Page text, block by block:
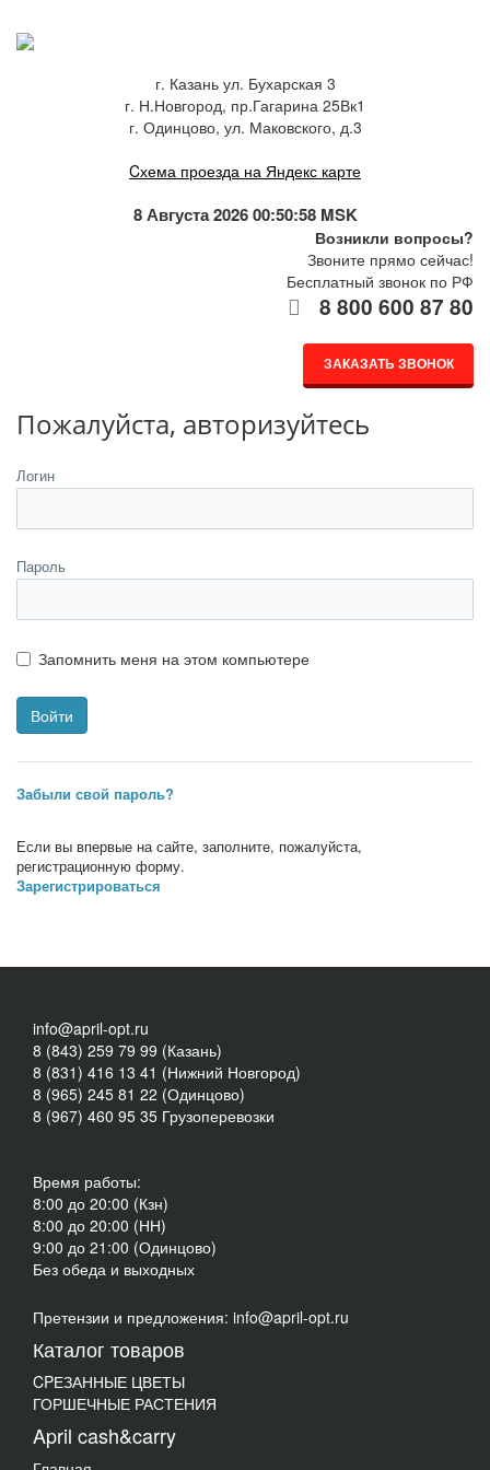
г. Казань ул. Бухарская 3
г. Н.Новгород, пр.Гагарина 25Вк1
г. Одинцово, ул. Маковского, д.3
Cхема проезда на Яндекс карте
8 Августа 2026 00:50:58 MSK
Возникли вопросы?
Звоните прямо сейчас!
Бесплатный звонок по РФ
8 800 600 87 80
ЗАКАЗАТЬ ЗВОНОК
Пожалуйста, авторизуйтесь
Логин
Пароль
Запомнить меня на этом компьютере
Забыли свой пароль?
Если вы впервые на сайте, заполните, пожалуйста,
регистрационную форму.
Зарегистрироваться
info@april-opt.ru
8 (843) 259 79 99 (Казань)
8 (831) 416 13 41 (Нижний Новгород)
8 (965) 245 81 22 (Одинцово)
8 (967) 460 95 35 Грузоперевозки
Время работы:
8:00 до 20:00 (Кзн)
8:00 до 20:00 (НН)
9:00 до 21:00 (Одинцово)
Без обеда и выходных
Претензии и предложения: info@april-opt.ru
Каталог товаров
CPЕЗАННЫЕ ЦВЕТЫ
ГОРШЕЧНЫЕ РАСТЕНИЯ
April cash&carry